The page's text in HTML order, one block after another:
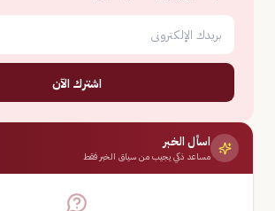
اشترك الآن
اسأل الخبر
مساعد ذكي يجيب من سياق الخبر فقط